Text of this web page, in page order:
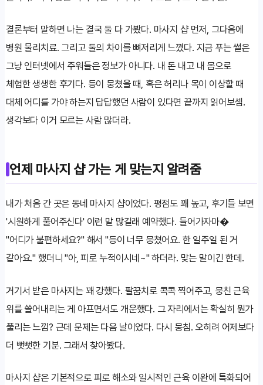
결론부터 말하면 나는 결국 둘 다 가봤다. 마사지 샵 먼저, 그다음에
병원 물리치료. 그리고 둘의 차이를 뼈저리게 느꼈다. 지금 푸는 썰은
그냥 인터넷에서 주워들은 정보가 아니다. 내 돈 내고 내 몸으로
체험한 생생한 후기다. 등이 뭉쳤을 때, 혹은 허리나 목이 이상할 때
대체 어디를 가야 하는지 답답했던 사람이 있다면 끝까지 읽어보셈.
생각보다 이거 모르는 사람 많더라.
언제 마사지 샵 가는 게 맞는지 알려줌
내가 처음 간 곳은 동네 마사지 샵이었다. 평점도 꽤 높고, 후기들 보면
'시원하게 풀어주신다' 이런 말 많길래 예약했다. 들어가자마�
"어디가 불편하세요?" 해서 "등이 너무 뭉쳤어요. 한 일주일 된 거
같아요." 했더니 "아, 피로 누적이시네~" 하더라. 맞는 말이긴 한데.
거기서 받은 마사지는 꽤 강했다. 팔꿈치로 콕콕 찍어주고, 뭉친 근육
위를 쓸어내리는 게 아프면서도 개운했다. 그 자리에서는 확실히 뭔가
풀리는 느낌? 근데 문제는 다음 날이었다. 다시 뭉침. 오히려 어제보다
더 뻣뻣한 기분. 그래서 찾아봤다.
마사지 샵은 기본적으로 피로 해소와 일시적인 근육 이완에 특화되어